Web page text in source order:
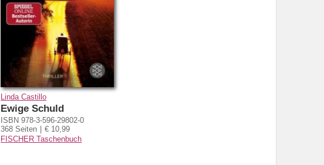
Linda Castillo
Ewige Schuld
ISBN 978-3-596-29802-0
368 Seiten
€ 10,99
FISCHER Taschenbuch